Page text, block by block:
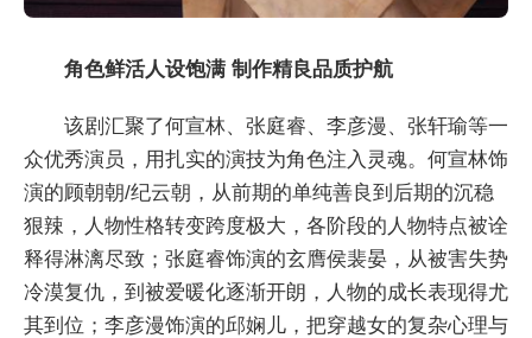
角色鲜活人设饱满 制作精良品质护航
该剧汇聚了何宣林、张庭睿、李彦漫、张轩瑜等一
众优秀演员，用扎实的演技为角色注入灵魂。何宣林饰
演的顾朝朝/纪云朝，从前期的单纯善良到后期的沉稳
狠辣，人物性格转变跨度极大，各阶段的人物特点被诠
释得淋漓尽致；张庭睿饰演的玄膺侯裴晏，从被害失势
冷漠复仇，到被爱暖化逐渐开朗，人物的成长表现得尤
其到位；李彦漫饰演的邱娴儿，把穿越女的复杂心理与